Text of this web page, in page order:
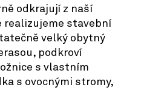
odkrajují z naší
realizujeme stavební
velký obytný
podkroví
s vlastním
s ovocnými stromy,